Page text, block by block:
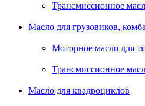
Трансмиссионное
Масло для грузовиков,
Моторное масло для
Трансмиссионное
Масло для квадроциклов